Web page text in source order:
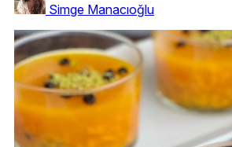
Simge Manacıoğlu